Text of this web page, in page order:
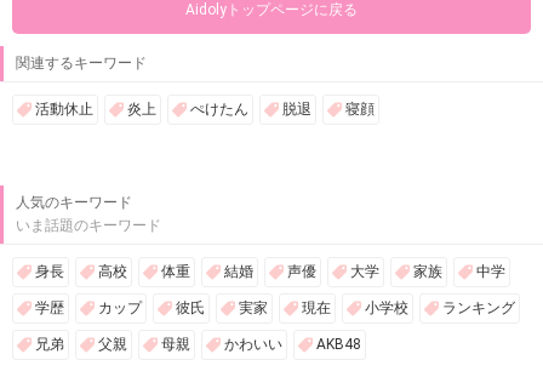
Aidolyトップページに戻る
関連するキーワード
活動休止 炎上 ぺけたん 脱退 寝顔
人気のキーワード
いま話題のキーワード
身長 高校 体重 結婚 声優 大学 家族 中学
学歴 カップ 彼氏 実家 現在 小学校 ランキング
兄弟 父親 母親 かわいい AKB48